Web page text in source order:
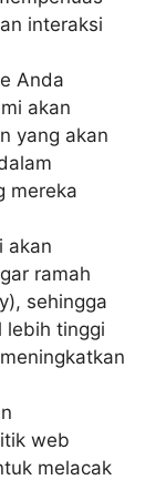
interaksi
Anda
akan
yang akan
mereka
akan
ramah
sehingga
lebih tinggi
web
melacak